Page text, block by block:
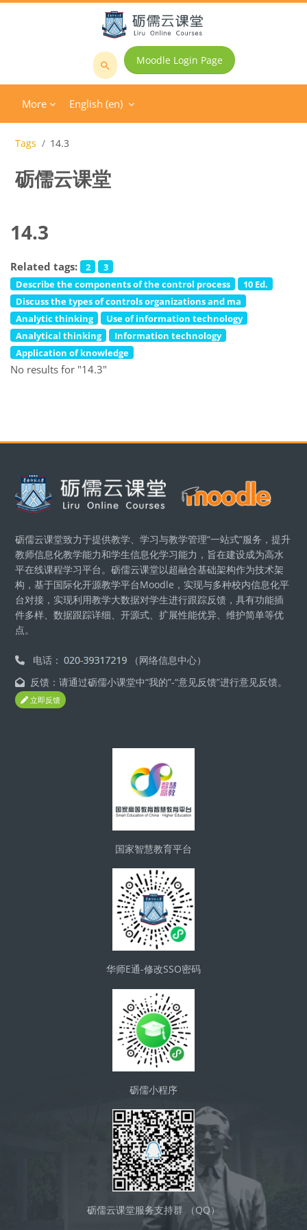
Search
Moodle Login Page
More English ‎(en)‎
Tags 14.3
砺儒云课堂
14.3
Related tags: 2
3
Describe the components of the control process
10 Ed.
Discuss the types of controls organizations and ma
Analytic thinking
Use of information technology
Analytical thinking
Information technology
Application of knowledge
No results for "14.3"
Blocks
砺儒云课堂致力于提供教学、学习与教学管理“一站式”服务，提升
教师信息化教学能力和学生信息化学习能力，旨在建设成为高水
平在线课程学习平台。砺儒云课堂以超融合基础架构作为技术架
构，基于国际化开源教学平台Moodle，实现与多种校内信息化平
台对接，实现利用教学大数据对学生进行跟踪反馈，具有功能插
件多样、数据跟踪详细、开源式、扩展性能优异、维护简单等优
点。
电话：
（网络信息中心）
反馈：请通过砺儒小课堂中“我的”-“意见反馈”进行意见反馈。
立即反馈
国家智慧教育平台
华师E通-修改SSO密码
砺儒小程序
砺儒云课堂服务支持群 （QQ）